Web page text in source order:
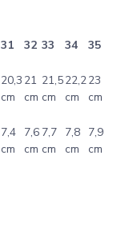
31 32 33 34
35
20,3
cm
21
cm
21,5
cm
22,2
cm
23
cm
7,4
cm
7,6
cm
7,7
cm
7,8
cm
7,9
cm